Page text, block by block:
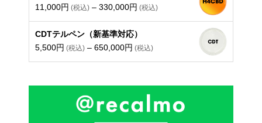
円
8,000
円
390,000
円
11,000円 – 330,000円
価
格
円
330,000
円
CDTテルペン（新基準対応）
5,500円 – 650,000円
価
格
5,500
円
–